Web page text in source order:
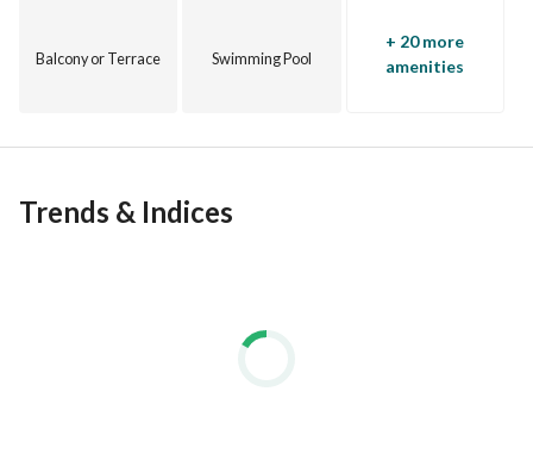
Balcony or Terrace Swimming Pool
+ 20 more
amenities
Trends & Indices